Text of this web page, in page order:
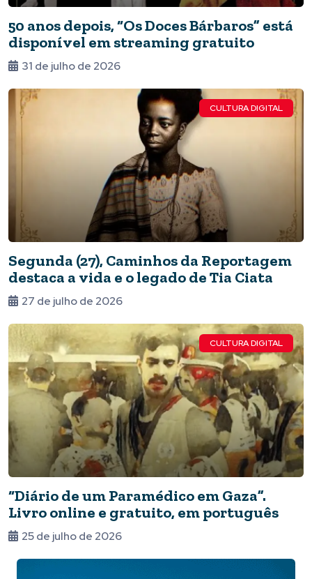
50 anos depois, “Os Doces Bárbaros” está
disponível em streaming gratuito
31 de julho de 2026
CULTURA DIGITAL
Segunda (27), Caminhos da Reportagem
destaca a vida e o legado de Tia Ciata
27 de julho de 2026
CULTURA DIGITAL
“Diário de um Paramédico em Gaza”.
Livro online e gratuito, em português
25 de julho de 2026